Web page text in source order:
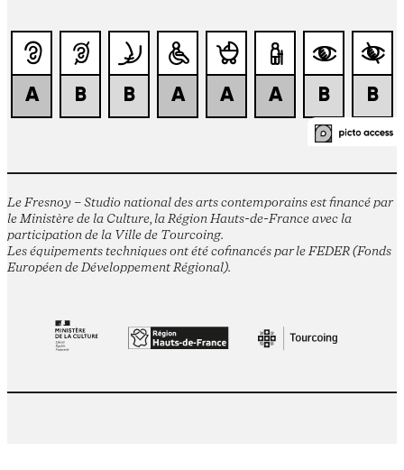
Le Fresnoy – Studio national des arts contemporains est financé par
le Ministère de la Culture, la Région Hauts-de-France avec la
participation de la Ville de Tourcoing.
Les équipements techniques ont été cofinancés par le FEDER (Fonds
Européen de Développement Régional).